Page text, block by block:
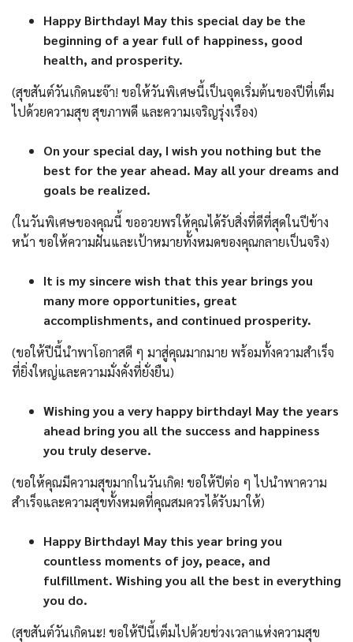
Happy Birthday! May this special day be the
beginning of a year full of happiness, good
health, and prosperity.
(สุขสันต์วันเกิดนะจ๊า! ขอให้วันพิเศษนี้เป็นจุดเริ่มต้นของปีที่เต็ม
ไปด้วยความสุข สุขภาพดี และความเจริญรุ่งเรือง)
On your special day, I wish you nothing but the
best for the year ahead. May all your dreams and
goals be realized.
(ในวันพิเศษของคุณนี้ ขออวยพรให้คุณได้รับสิ่งที่ดีที่สุดในปีข้าง
หน้า ขอให้ความฝันและเป้าหมายทั้งหมดของคุณกลายเป็นจริง)
It is my sincere wish that this year brings you
many more opportunities, great
accomplishments, and continued prosperity.
(ขอให้ปีนี้นำพาโอกาสดี ๆ มาสู่คุณมากมาย พร้อมทั้งความสำเร็จ
ที่ยิ่งใหญ่และความมั่งคั่งที่ยั่งยืน)
Wishing you a very happy birthday! May the years
ahead bring you all the success and happiness
you truly deserve.
(ขอให้คุณมีความสุขมากในวันเกิด! ขอให้ปีต่อ ๆ ไปนำพาความ
สำเร็จและความสุขทั้งหมดที่คุณสมควรได้รับมาให้)
Happy Birthday! May this year bring you
countless moments of joy, peace, and
fulfillment. Wishing you all the best in everything
you do.
(สุขสันต์วันเกิดนะ! ขอให้ปีนี้เต็มไปด้วยช่วงเวลาแห่งความสุข